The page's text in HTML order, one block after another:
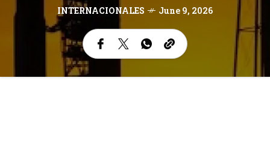
INTERNACIONALES June 9, 2026